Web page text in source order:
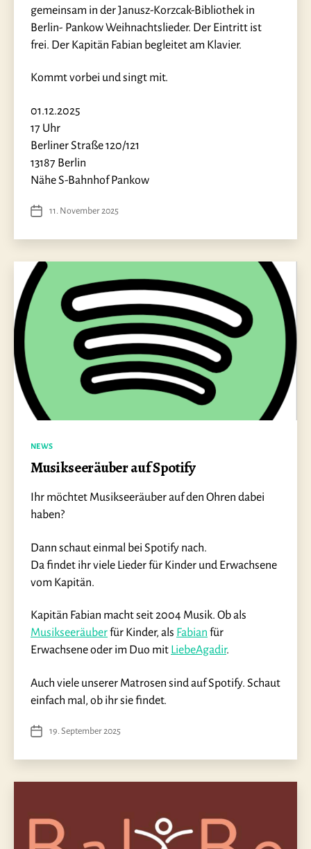
gemeinsam in der Janusz-Korzcak-Bibliothek in
Berlin- Pankow Weihnachtslieder. Der Eintritt ist
frei. Der Kapitän Fabian begleitet am Klavier.
Kommt vorbei und singt mit.
01.12.2025
17 Uhr
Berliner Straße 120/121
13187 Berlin
Nähe S-Bahnhof Pankow
Veröffentlichungsdatum
11. November 2025
Kategorien
NEWS
Musikseeräuber auf Spotify
Ihr möchtet Musikseeräuber auf den Ohren dabei
haben?
Dann schaut einmal bei Spotify nach.
Da findet ihr viele Lieder für Kinder und Erwachsene
vom Kapitän.
Kapitän Fabian macht seit 2004 Musik. Ob als
Musikseeräuberfür Kinder, als Fabian für
Erwachsene oder im Duo mit LiebeAgadir.
Auch viele unserer Matrosen sind auf Spotify. Schaut
einfach mal, ob ihr sie findet.
Veröffentlichungsdatum
19. September 2025